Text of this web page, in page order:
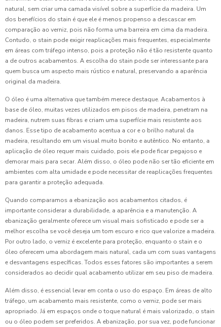
natural, sem criar uma camada visível sobre a superfície da madeira. Um
dos benefícios do stain é que ele é menos propenso a descascar em
comparação ao verniz, pois não forma uma barreira em cima da madeira.
Contudo, o stain pode exigir reaplicações mais frequentes, especialmente
em áreas com tráfego intenso, pois a proteção não é tão resistente quanto
a de outros acabamentos. A escolha do stain pode ser interessante para
quem busca um aspecto mais rústico e natural, preservando a aparência
original da madeira.
O óleo é uma alternativa que também merece destaque. Acabamentos à
base de óleo, muitas vezes utilizados em pisos de madeira, penetram na
madeira, nutrem suas fibras e criam uma superfície mais resistente aos
danos. Esse tipo de acabamento acentua a cor e o brilho natural da
madeira, resultando em um visual muito bonito e autêntico. No entanto, a
aplicação de óleo requer mais cuidado, pois ele pode ficar pegajoso e
demorar mais para secar. Além disso, o óleo pode não ser tão eficiente em
ambientes com alta umidade e pode necessitar de reaplicações frequentes
para garantir a proteção adequada.
Quando comparamos a ebanização aos acabamentos citados, é
importante considerar a durabilidade, a aparência e a manutenção. A
ebanização geralmente oferece um visual mais sofisticado e pode ser a
melhor escolha se você deseja um tom escuro e rico que valorize a madeira.
Por outro lado, o verniz é excelente para proteção, enquanto o stain e o
óleo oferecem uma abordagem mais natural, cada um com suas vantagens
e desvantagens específicas. Todos esses fatores são importantes a serem
considerados ao decidir qual acabamento utilizar em seu piso de madeira.
Além disso, é essencial levar em conta o uso do espaço. Em áreas de alto
tráfego, um acabamento mais resistente, como o verniz, pode ser mais
apropriado. Já em espaços onde o toque natural é mais valorizado, o stain
ou o óleo podem ser preferidos. A ebanização, por sua vez, pode funcionar